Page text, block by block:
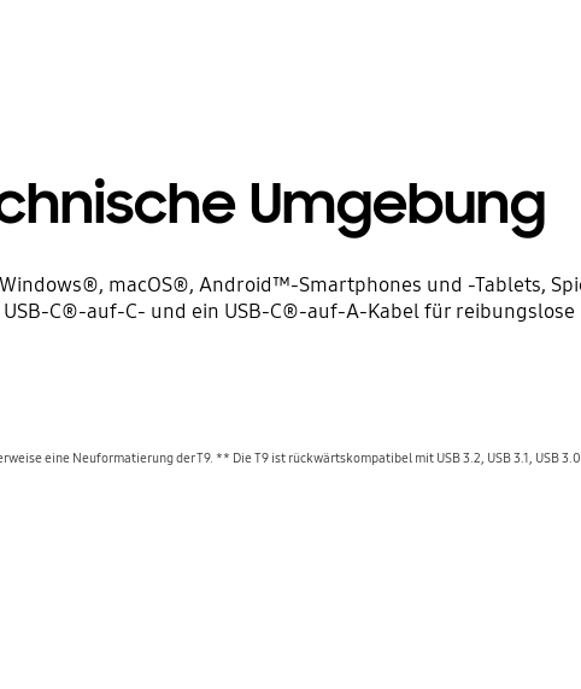
Umgebung
macOS®, Android™-Smartphones und -Tablets,
C®-auf-C- und ein USB-C®-auf-A-Kabel für
eine Neuformatierung der T9. ** Die T9 ist rückwärtskompatibel mit USB 3.2, USB 3.1, USB 3.0